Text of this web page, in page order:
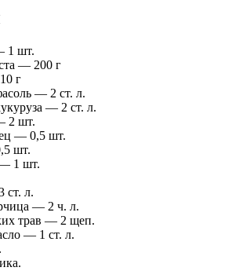
1 шт.
— 200 г
г
— 2 ст. л.
— 2 ст. л.
2 шт.
— 0,5 шт.
шт.
1 шт.
ст. л.
— 2 ч. л.
трав — 2 щеп.
— 1 ст. л.